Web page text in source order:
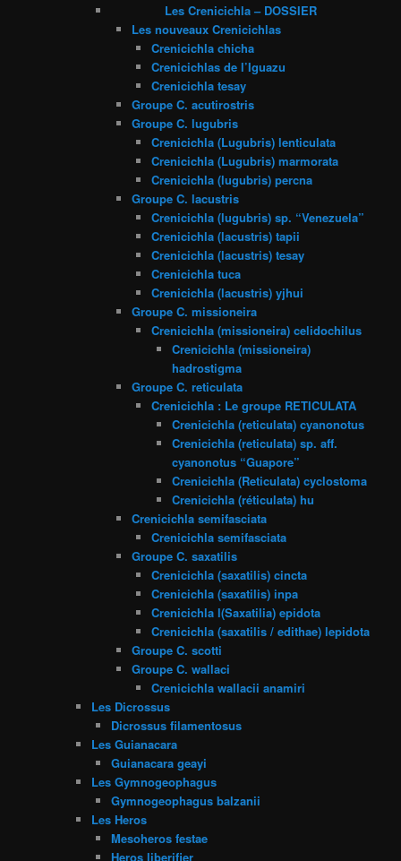
Les Crenicichla – DOSSIER
Les nouveaux Crenicichlas
Crenicichla chicha
Crenicichlas de l’Iguazu
Crenicichla tesay
Groupe C. acutirostris
Groupe C. lugubris
Crenicichla (Lugubris) lenticulata
Crenicichla (Lugubris) marmorata
Crenicichla (lugubris) percna
Groupe C. lacustris
Crenicichla (lugubris) sp. “Venezuela”
Crenicichla (lacustris) tapii
Crenicichla (lacustris) tesay
Crenicichla tuca
Crenicichla (lacustris) yjhui
Groupe C. missioneira
Crenicichla (missioneira) celidochilus
Crenicichla (missioneira)
hadrostigma
Groupe C. reticulata
Crenicichla : Le groupe RETICULATA
Crenicichla (reticulata) cyanonotus
Crenicichla (reticulata) sp. aff.
cyanonotus “Guapore”
Crenicichla (Reticulata) cyclostoma
Crenicichla (réticulata) hu
Crenicichla semifasciata
Crenicichla semifasciata
Groupe C. saxatilis
Crenicichla (saxatilis) cincta
Crenicichla (saxatilis) inpa
Crenicichla l(Saxatilia) epidota
Crenicichla (saxatilis / edithae) lepidota
Groupe C. scotti
Groupe C. wallaci
Crenicichla wallacii anamiri
Les Dicrossus
Dicrossus filamentosus
Les Guianacara
Guianacara geayi
Les Gymnogeophagus
Gymnogeophagus balzanii
Les Heros
Mesoheros festae
Heros liberifier